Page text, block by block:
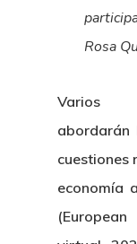
Rosa
Varios
abordarán
cuestiones
economía